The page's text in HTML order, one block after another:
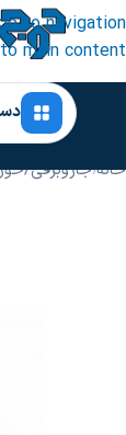
to navigation
main content
خانه‹جاروبرقی/